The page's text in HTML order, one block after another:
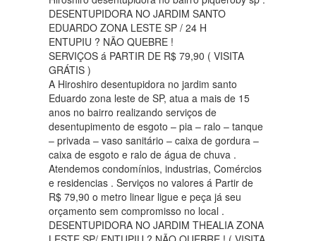
DESENTUPIDORA NO JARDIM SANTO
EDUARDO ZONA LESTE SP / 24 H
ENTUPIU ? NÃO QUEBRE !
SERVIÇOS á PARTIR DE R$ 79,90 ( VISITA
GRÁTIS )
A Hiroshiro desentupidora no jardim santo
Eduardo zona leste de SP, atua a mais de 15
anos no bairro realizando serviços de
desentupimento de esgoto – pia – ralo – tanque
– privada – vaso sanitário – caixa de gordura –
caixa de esgoto e ralo de água de chuva .
Atendemos condomínios, industrias, Comércios
e residencias . Serviços no valores á Partir de
R$ 79,90 o metro linear ligue e peça já seu
orçamento sem compromisso no local .
DESENTUPIDORA NO JARDIM THEALIA ZONA